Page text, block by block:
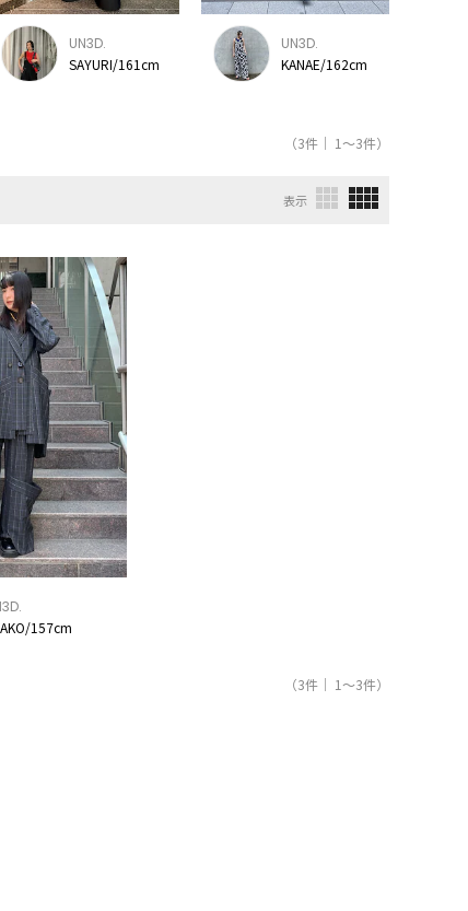
UN3D.
SAYURI/161cm
UN3D.
KANAE/162cm
（3件｜ 1～3件）
表示
157cm
（3件｜ 1～3件）